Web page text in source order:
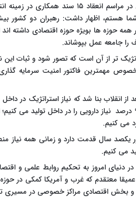
سید حسن قاضی زاده هاشمی در مراسم
شما هستم، اظهار داشت: رهبران دو
همه حوزه ها بویژه حوزه اقتصادی
را جامعه عمل بپوشاند.
تر از آن است که تصور شود و ثبات
مهمترین فاکتور امنیت سرمایه
از انقلاب بنا شد که نیاز استراتژیک در
می کنیم.
دنیای امروز به تحکیم روابط علمی و
معتقدم که غرب و آمریکا کمکی در حوزه
بخش اقتصادی مراکز خصوصی در مسیری